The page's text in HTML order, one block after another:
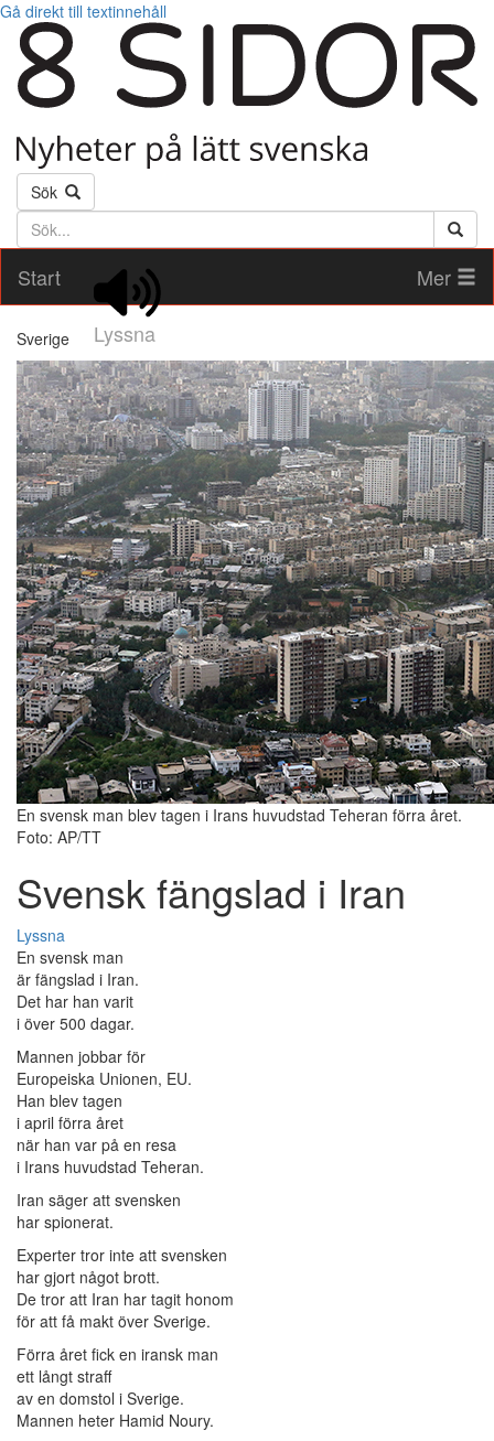
Gå direkt till textinnehåll
Sök
Söktext
Start
Lyssna
Mer
Sverige
En svensk man blev tagen i Irans huvudstad Teheran förra året.
Foto: AP/TT
Svensk fängslad i Iran
Lyssna
En svensk man
är fängslad i Iran.
Det har han varit
i över 500 dagar.
Mannen jobbar för
Europeiska Unionen, EU.
Han blev tagen
i april förra året
när han var på en resa
i Irans huvudstad Teheran.
Iran säger att svensken
har spionerat.
Experter tror inte att svensken
har gjort något brott.
De tror att Iran har tagit honom
för att få makt över Sverige.
Förra året fick en iransk man
ett långt straff
av en domstol i Sverige.
Mannen heter Hamid Noury.